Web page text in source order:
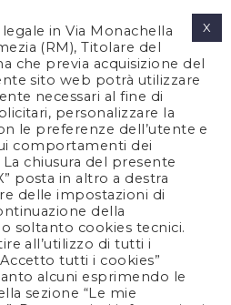
POLICY
POLICY
LEGALI
US
in Via Monachella
(RM), Titolare del
che previa acquisizione del
sito web potrà utilizzare
necessari al fine di
personalizzare la
le preferenze dell’utente e
comportamenti dei
chiusura del presente
posta in altro a destra
delle impostazioni di
della
soltanto cookies tecnici.
all’utilizzo di tutti i
tutti i cookies”
alcuni esprimendo le
sezione “Le mie
X